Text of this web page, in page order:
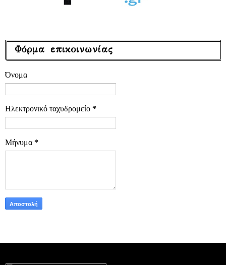
Φόρμα επικοινωνίας
Όνομα
Ηλεκτρονικό ταχυδρομείο *
Μήνυμα *